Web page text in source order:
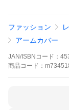
ファッション
アームカバー
JAN/ISBNコード：
商品 コード：